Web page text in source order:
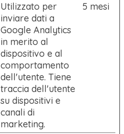
Utilizzato per
inviare dati a
Google Analytics
in merito al
dispositivo e al
comportamento
dell'utente. Tiene
traccia dell'utente
su dispositivi e
canali di
marketing.
5 mesi